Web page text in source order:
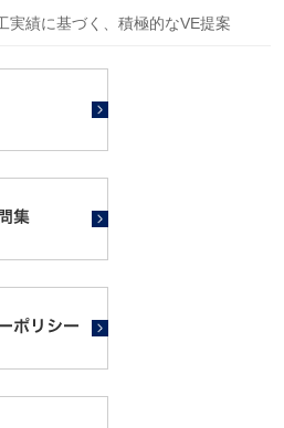
実績に基づく、積極的なVE提案